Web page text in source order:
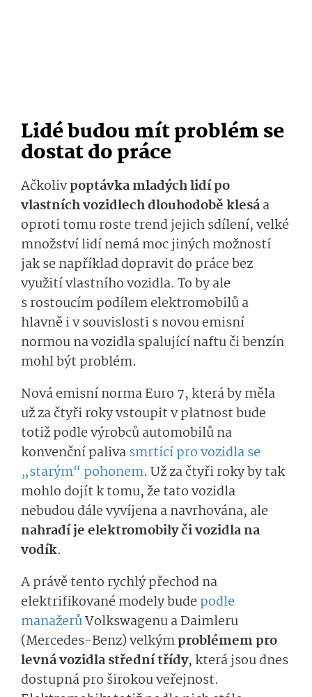
Lidé budou mít problém se
dostat do práce
Ačkolivpoptávka mladých lidí po
vlastních vozidlech dlouhodobě klesáa
oproti tomu roste trend jejich sdílení, velké
množství lidí nemá moc jiných možností
jak se například dopravit do práce bez
využití vlastního vozidla. To by ale
s rostoucím podílem elektromobilů a
hlavně i v souvislosti s novou emisní
normou na vozidla spalující naftu či benzín
mohl být problém.
Nová emisní norma Euro 7, která by měla
už za čtyři roky vstoupit v platnost bude
totiž podle výrobců automobilů na
konvenční palivasmrtící pro vozidla se
„starým“ pohonem. Už za čtyři roky by tak
mohlo dojít k tomu, že tato vozidla
nebudou dále vyvíjena a navrhována, ale
nahradí je elektromobily či vozidla na
vodík.
A právě tento rychlý přechod na
elektrifikované modely budepodle
manažerůVolkswagenu a Daimleru
(Mercedes-Benz) velkýmproblémem pro
levná vozidla střední třídy, která jsou dnes
dostupná pro širokou veřejnost.